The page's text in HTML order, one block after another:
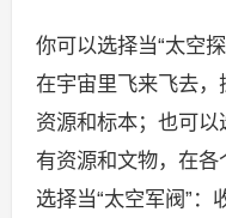
你可以选择当“太空
在宇宙里飞来飞去
资源和标本；也可以
有资源和文物，在
选择当“太空军阀”：